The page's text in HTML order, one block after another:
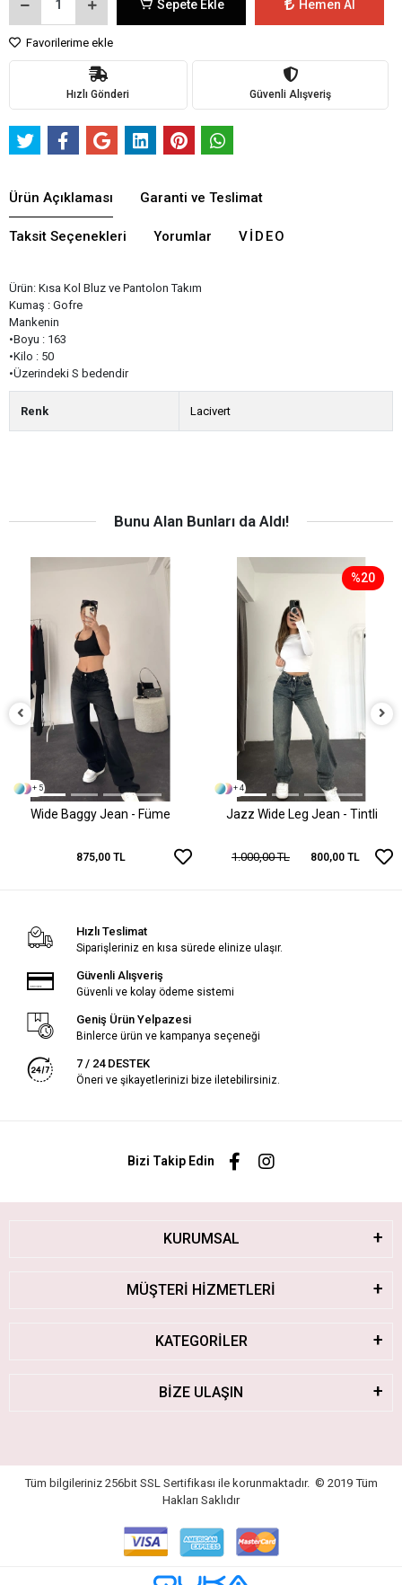
Sepete Ekle Hemen Al
Favorilerime ekle
Hızlı Gönderi Güvenli Alışveriş
Ürün Açıklaması Garanti ve Teslimat
Taksit Seçenekleri Yorumlar VIDEO
Ürün: Kısa Kol Bluz ve Pantolon Takım
Kumaş : Gofre
Mankenin
•Boyu : 163
•Kilo : 50
•Üzerindeki S bedendir
Renk Lacivert
Bunu Alan Bunları da Aldı!
+ 5
Wide Baggy Jean - Füme
875,00 TL
%20
+ 4
Jazz Wide Leg Jean - Tintli
1.000,00 TL 800,00 TL
Hızlı Teslimat
Siparişleriniz en kısa sürede elinize ulaşır.
Güvenli Alışveriş
Güvenli ve kolay ödeme sistemi
Geniş Ürün Yelpazesi
Binlerce ürün ve kampanya seçeneği
7 / 24 DESTEK
Öneri ve şikayetlerinizi bize iletebilirsiniz.
Bizi Takip Edin
KURUMSAL
MÜŞTERİ HİZMETLERİ
KATEGORİLER
BİZE ULAŞIN
Tüm bilgileriniz 256bit SSL Sertifikası ile korunmaktadır. © 2019 Tüm
Hakları Saklıdır